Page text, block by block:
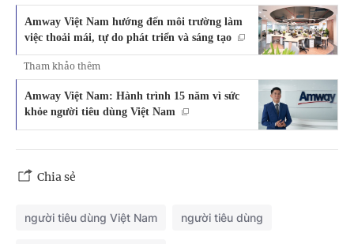
Amway Việt Nam hướng đến môi trường làm
việc thoải mái, tự do phát triển và sáng tạo
Tham khảo thêm
Amway Việt Nam: Hành trình 15 năm vì sức
khỏe người tiêu dùng Việt Nam
Chia sẻ
người tiêu dùng Việt Nam người tiêu dùng